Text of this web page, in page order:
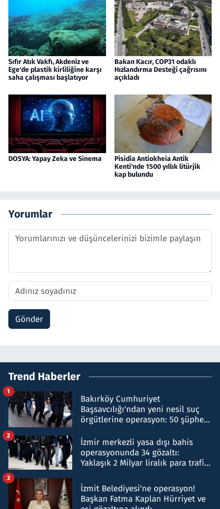
Sıfır Atık Vakfı, Akdeniz ve
Ege'de plastik kirliliğine karşı
saha çalışması başlatıyor
Bakan Kacır, COP31 odaklı
Hızlandırma Desteği çağrısını
açıkladı
DOSYA: Yapay Zeka ve Sinema
Pisidia Antiokheia Antik
Kenti'nde 1500 yıllık litürjik
kap bulundu
Yorumlar
Gönder
Trend Haberler
Bakırköy Cumhuriyet
Başsavcılığı'ndan yeni nesil suç
örgütlerine operasyon: 50 şüpheli
1
İzmir merkezli yasa dışı bahis
operasyonunda 34 gözaltı:
Yaklaşık 2 Milyar liralık para trafiği
2
İzmit Belediyesi'ne operasyon!
Başkan Fatma Kaplan Hürriyet ve
3